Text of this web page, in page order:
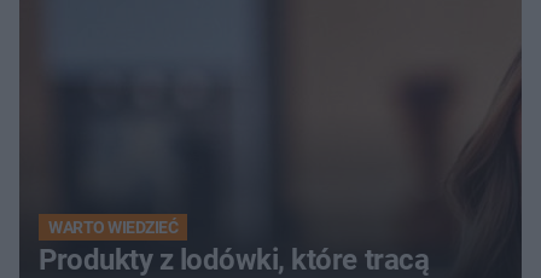
WARTO WIEDZIEĆ
Produkty z lodówki, które tracą